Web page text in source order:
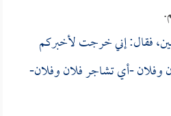
فقال: إني خرجت لأخبركم
وفلان -أي تشاجر فلان وفلان-